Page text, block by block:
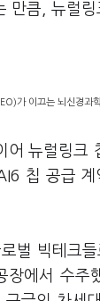
만큼, 뉴럴
가 이끄는 뇌신경과
뉴럴링
칩 공급
벌 빅테크
에서 수